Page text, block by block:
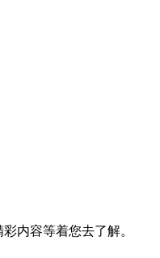
内容等着您去了解。